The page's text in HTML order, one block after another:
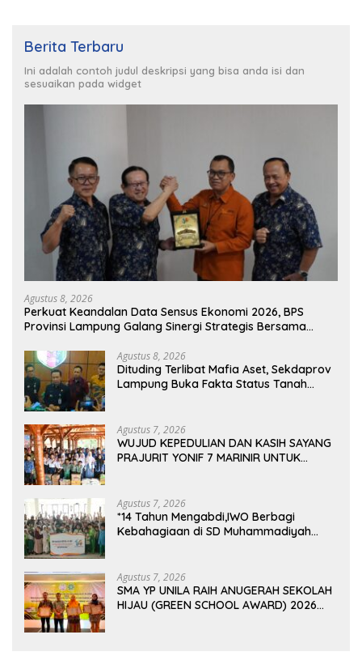
Berita Terbaru
Ini adalah contoh judul deskripsi yang bisa anda isi dan
sesuaikan pada widget
Agustus 8, 2026
Perkuat Keandalan Data Sensus Ekonomi 2026, BPS
Provinsi Lampung Galang Sinergi Strategis Bersama
Agustus 8, 2026
Dituding Terlibat Mafia Aset, Sekdaprov
Lampung Buka Fakta Status Tanah
Agustus 7, 2026
WUJUD KEPEDULIAN DAN KASIH SAYANG
PRAJURIT YONIF 7 MARINIR UNTUK
Agustus 7, 2026
*14 Tahun Mengabdi,IWO Berbagi
Kebahagiaan di SD Muhammadiyah
Agustus 7, 2026
SMA YP UNILA RAIH ANUGERAH SEKOLAH
HIJAU (GREEN SCHOOL AWARD) 2026